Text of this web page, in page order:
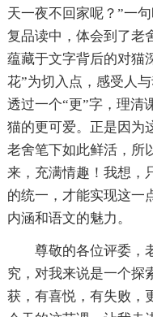
天一夜不回家呢？”一
复品读中，体会到了老
蕴藏于文字背后的对猫
花”为切入点，感受人
透过一个“更”字，理清
猫的更可爱。正是因为
老舍笔下如此鲜活，所
来，充满情趣！我想，
的统一，才能实现这一
内涵和语文的魅力。
尊敬的各位评委，
究，对我来说是一个探
获，有喜悦，有失败，